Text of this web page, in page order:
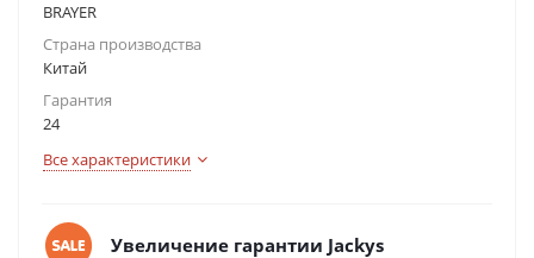
BRAYER
Страна производства
Китай
Гарантия
24
Все характеристики
Увеличение гарантии Jackys